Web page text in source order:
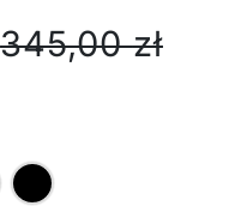
345,00zł